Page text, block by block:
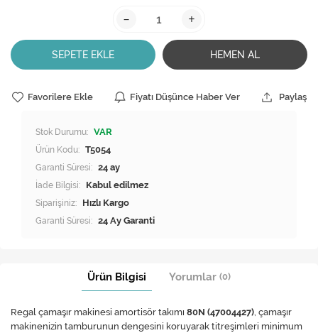
- +
SEPETE EKLE HEMEN AL
Favorilere Ekle Fiyatı Düşünce Haber Ver Paylaş
Stok Durumu: VAR
Ürün Kodu: T5054
Garanti Süresi: 24 ay
İade Bilgisi:
Siparişiniz: Hızlı Kargo
Garanti Süresi: 24 Ay Garanti
Ürün Bilgisi Yorumlar (0)
Regal çamaşır makinesi amortisör takımı 80N (47004427), çamaşır
makinenizin tamburunun dengesini koruyarak titreşimleri minimum